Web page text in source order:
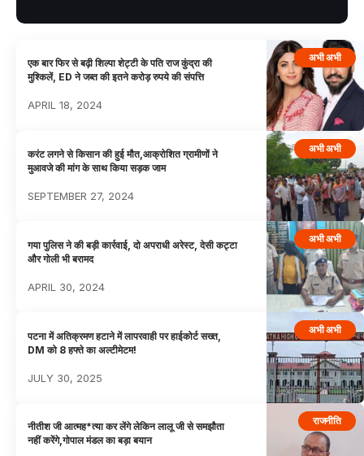
अभी अभी
एक बार फिर से बढ़ी शिल्पा शेट्टी के पति राज कुंद्रा की
मुश्किलें, ED ने जब्त की इतने करोड़ रुपये की संपत्ति
APRIL 18, 2024
अभी अभी
करंट लगने से किसान की हुई मौत,आक्रोशित ग्रामीणों ने
मुआवजे की मांग के साथ किया सड़क जाम
SEPTEMBER 27, 2024
अभी अभी
गया पुलिस ने की बड़ी कार्रवाई, दो अपराधी अरेस्ट, देसी कट्टा
और गोली भी बरामद
APRIL 30, 2024
अभी अभी
पटना में अतिक्रमण हटाने में लापरवाही पर हाईकोर्ट सख्त,
DM को 8 हफ्ते का अल्टीमेटम!
JULY 30, 2025
राजनीति
नीतीश जी आत्मह*त्या कर लेंगे लेकिन लालू जी से समझौता
नहीं करेंगे,गोपाल मंडल का बड़ा बयान